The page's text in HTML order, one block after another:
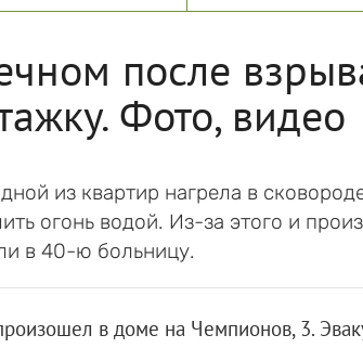
после
Фото, видео
из квартир нагрела в
огонь водой. Из-за этого и
в 40-ю больницу.
в доме на Чемпионов, 3.